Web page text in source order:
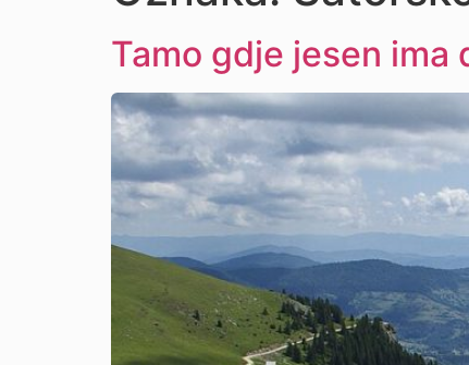
Tamo gdje jesen ima